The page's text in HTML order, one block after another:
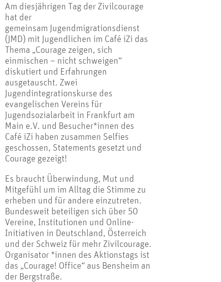
Am diesjährigen Tag der Zivilcourage
hat der
gemeinsam Jugendmigrationsdienst
(JMD) mit Jugendlichen im Café iZi das
Thema „Courage zeigen, sich
einmischen – nicht schweigen“
diskutiert und Erfahrungen
ausgetauscht. Zwei
Jugendintegrationskurse des
evangelischen Vereins für
Jugendsozialarbeit in Frankfurt am
Main e.V. und Besucher*innen des
Café iZi haben zusammen Selfies
geschossen, Statements gesetzt und
Courage gezeigt!
Es braucht Überwindung, Mut und
Mitgefühl um im Alltag die Stimme zu
erheben und für andere einzutreten.
Bundesweit beteiligen sich über 50
Vereine, Institutionen und Online-
Initiativen in Deutschland, Österreich
und der Schweiz für mehr Zivilcourage.
Organisator *innen des Aktionstags ist
das „Courage! Office“ aus Bensheim an
der Bergstraße.